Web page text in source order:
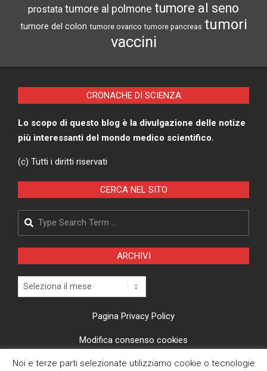
prostata tumore al polmone tumore al seno
tumore del colon tumore ovarico tumore pancreas tumori
vaccini
CRONACHE DI SCIENZA
Lo scopo di questo blog è la divulgazione delle notize
più interessanti del mondo medico scientifico.
(c) Tutti i diritti riservati
CERCA NEL SITO
Search
ARCHIVI
Archivi
Pagina Privacy Policy
Modifica consenso cookies
CI TROVI ANCHE SU
Noi e terze parti selezionate utilizziamo cookie o tecnologie